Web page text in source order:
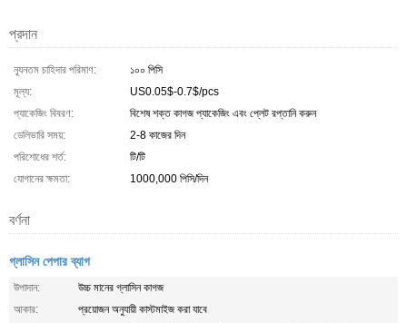
প্রদান
ন্যূনতম চাহিদার পরিমাণ:
১০০ পিসি
মূল্য:
US0.05$-0.7$/pcs
প্যাকেজিং বিবরণ:
বিশেষ শক্ত কাগজ প্যাকেজিং এবং প্লেট রপ্তানি করুন
ডেলিভারি সময়:
2-8 কাজের দিন
পরিশোধের শর্ত:
টি/টি
যোগানের ক্ষমতা:
1000,000 পিসি/দিন
বর্ণনা
গ্লাসিন পেপার ব্যাগ
উপাদান:
উচ্চ মানের গ্লাসিন কাগজ
আকার:
প্রয়োজন অনুযায়ী কাস্টমাইজ করা যাবে